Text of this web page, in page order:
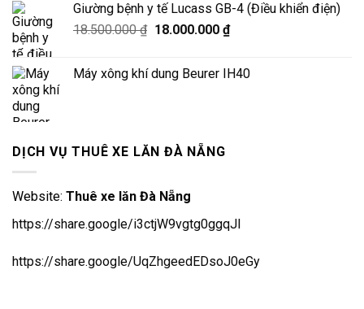
Giường bệnh y tế Lucass GB-4 (Điều khiển điện)
18.500.000₫ Giá
18.500.000 ₫.
18.000.000 ₫Giá
là:
Máy xông khí dung Beurer IH40
DỊCH VỤ THUÊ XE LĂN ĐÀ NẴNG
Website: Thuê xe lăn Đà Nẵng
https://share.google/i3ctjW9vgtg0ggqJl
https://share.google/UqZhgeedEDsoJ0eGy